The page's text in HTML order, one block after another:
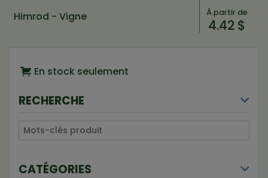
En stock seulement
RECHERCHE
CATÉGORIES
Himrod - Vigne À partir de
4.42 $